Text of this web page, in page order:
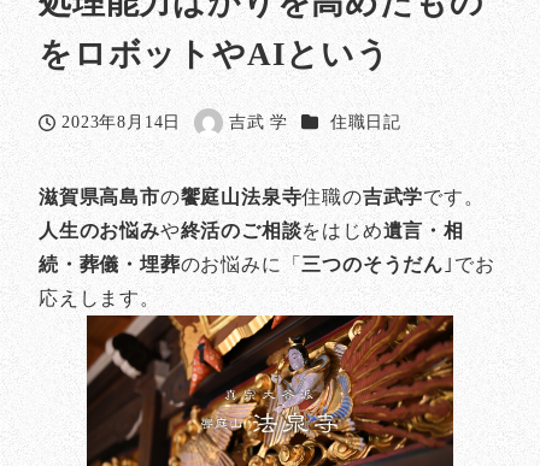
をロボットやAIという
投稿日
2023年8月14日
著
吉武 学 カテゴリー
住職日記
滋賀県高島市の饗庭山法泉寺住職の吉武学です。
人生のお悩みや終活のご相談をはじめ遺言・相
続・葬儀・埋葬のお悩みに「 三つのそうだん ｣でお
応えします。